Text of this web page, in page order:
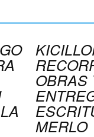
OBRAS
MERLO